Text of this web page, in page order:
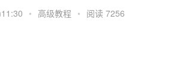
• 高级教程 • 阅读 7256